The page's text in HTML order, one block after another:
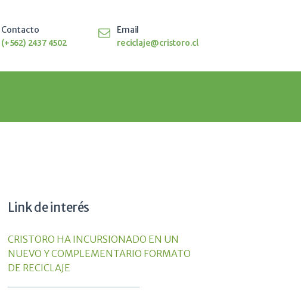
Contacto
(+562) 2437 4502
Email
reciclaje@cristoro.cl
Link de interés
CRISTORO HA INCURSIONADO EN UN
NUEVO Y COMPLEMENTARIO FORMATO
DE RECICLAJE